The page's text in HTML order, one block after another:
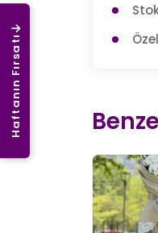
Haftanın Fırsatı